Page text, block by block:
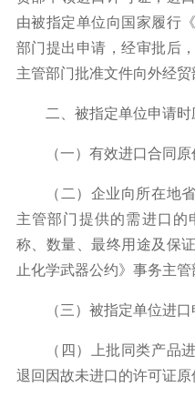
由被指定单位向国家履行
部门提出申请，经审批后
主管部门批准文件向外经贸
二、被指定单位申请时
（一）有效进口合同原
（二）企业向所在地省
主管部门提供的需进口的
称、数量、最终用途及保
止化学武器公约》事务主管
（三）被指定单位进口
（四）上批同类产品进
退回因故未进口的许可证原